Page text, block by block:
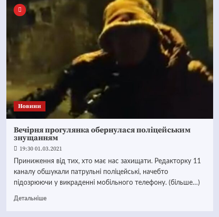
Новини
Вечірня прогулянка обернулася поліцейським
знущанням
19:30 01.03.2021
Приниження від тих, хто має нас захищати. Редакторку 11
каналу обшукали патрульні поліцейські, начебто
підозрюючи у викраденні мобільного телефону. (більше…)
Детальніше